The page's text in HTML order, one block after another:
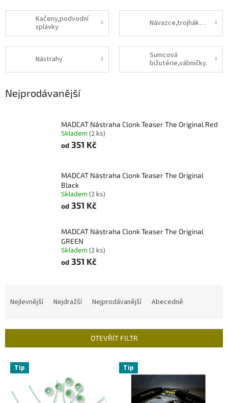
Kačeny,podvodní
splávky
Návazce,trojháky.háčky.
Nástrahy
Sumcová
bižutérie,vábničky.
Nejprodávanější
MADCAT Nástraha Clonk Teaser The Original Red
Skladem (2 ks)
od 351 Kč
MADCAT Nástraha Clonk Teaser The Original
Black
Skladem (2 ks)
od 351 Kč
MADCAT Nástraha Clonk Teaser The Original
GREEN
Skladem (2 ks)
od 351 Kč
í
Nejlevnější Nejdražší Nejprodávanější Abecedně
OTEVŘÍT FILTR
V Tip Tip